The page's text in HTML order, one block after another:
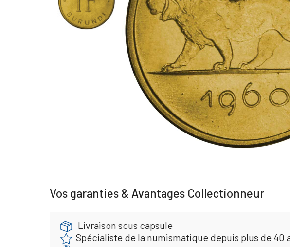
Vos garanties & Avantages Collectionneur
Livraison sous capsule
Spécialiste de la numismatique depuis plus de 40